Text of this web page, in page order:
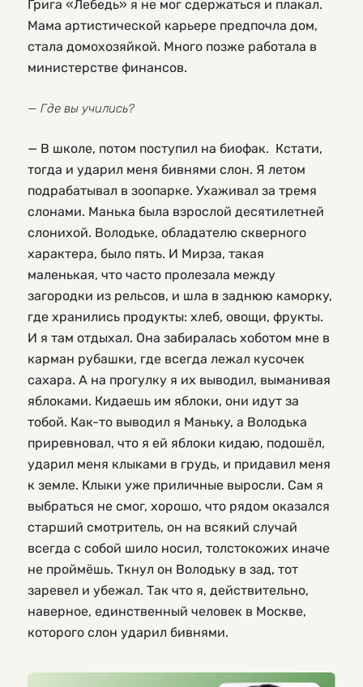
Грига «Лебедь» я не мог сдержаться и плакал.
Мама артистической карьере предпочла дом,
стала домохозяйкой. Много позже работала в
министерстве финансов.
— Где вы учились?
— В школе, потом поступил на биофак. Кстати,
тогда и ударил меня бивнями слон. Я летом
подрабатывал в зоопарке. Ухаживал за тремя
слонами. Манька была взрослой десятилетней
слонихой. Володьке, обладателю скверного
характера, было пять. И Мирза, такая
маленькая, что часто пролезала между
загородки из рельсов, и шла в заднюю каморку,
где хранились продукты: хлеб, овощи, фрукты.
И я там отдыхал. Она забиралась хоботом мне в
карман рубашки, где всегда лежал кусочек
сахара. А на прогулку я их выводил, выманивая
яблоками. Кидаешь им яблоки, они идут за
тобой. Как-то выводил я Маньку, а Володька
приревновал, что я ей яблоки кидаю, подошёл,
ударил меня клыками в грудь, и придавил меня
к земле. Клыки уже приличные выросли. Сам я
выбраться не смог, хорошо, что рядом оказался
старший смотритель, он на всякий случай
всегда с собой шило носил, толстокожих иначе
не проймёшь. Ткнул он Володьку в зад, тот
заревел и убежал. Так что я, действительно,
наверное, единственный человек в Москве,
которого слон ударил бивнями.